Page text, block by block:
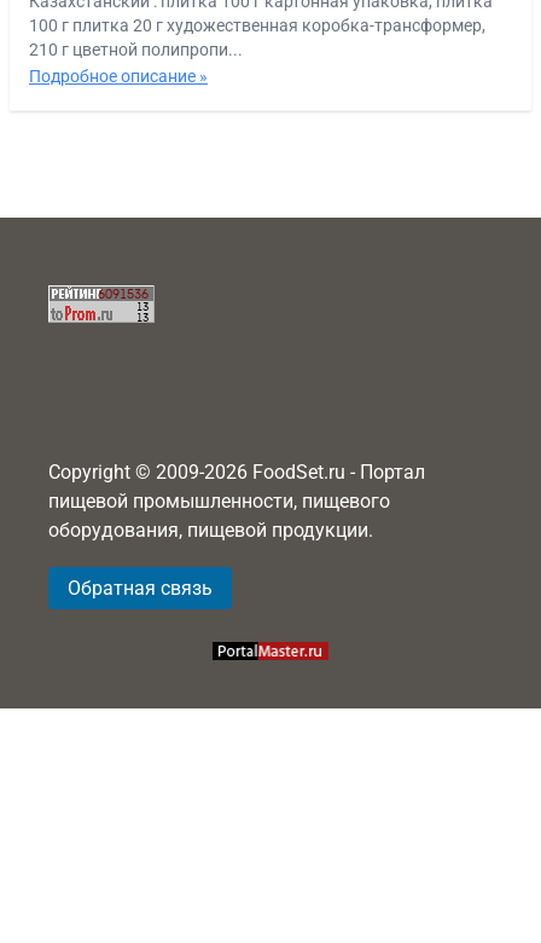
100 г плитка 20 г художественная коробка-трансформер,
210 г цветной полипропи...
Подробное описание »
Copyright © 2009-2026 FoodSet.ru - Портал
пищевой промышленности, пищевого
оборудования, пищевой продукции.
Обратная связь